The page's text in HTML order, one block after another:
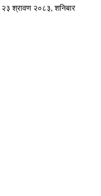
२३ श्रावण २०८३, शनिबार